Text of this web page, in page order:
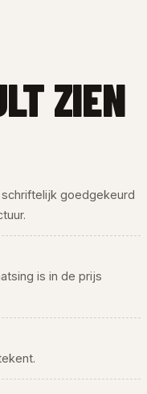
ZIEN
goedgekeurd
is in de prijs